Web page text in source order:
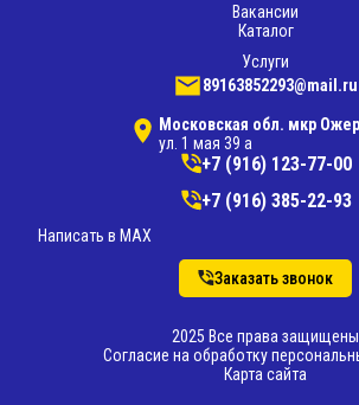
Вакансии
Каталог
Услуги
89163852293@mail.ru
Московская обл. мкр
ул. 1 мая 39 а
+7 (916) 123-77-00
+7 (916) 385-22-93
Написать в MAX
Заказать звонок
2025 Все права защищены
Согласие на обработку
Карта сайта